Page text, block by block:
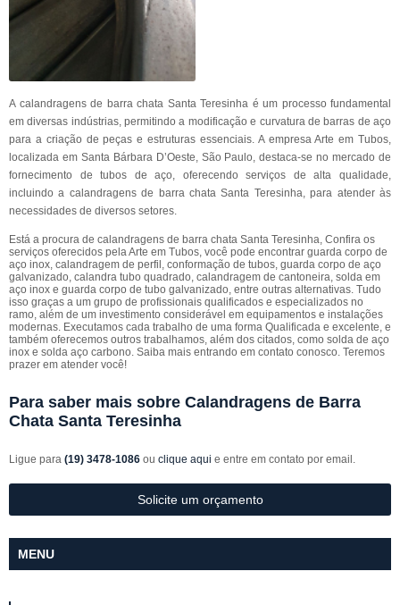
A calandragens de barra chata Santa Teresinha é um processo fundamental
em diversas indústrias, permitindo a modificação e curvatura de barras de aço
para a criação de peças e estruturas essenciais. A empresa Arte em Tubos,
localizada em Santa Bárbara D’Oeste, São Paulo, destaca-se no mercado de
fornecimento de tubos de aço, oferecendo serviços de alta qualidade,
incluindo a calandragens de barra chata Santa Teresinha, para atender às
necessidades de diversos setores.
Está a procura de calandragens de barra chata Santa Teresinha, Confira os
serviços oferecidos pela Arte em Tubos, você pode encontrar guarda corpo de
aço inox, calandragem de perfil, conformação de tubos, guarda corpo de aço
galvanizado, calandra tubo quadrado, calandragem de cantoneira, solda em
aço inox e guarda corpo de tubo galvanizado, entre outras alternativas. Tudo
isso graças a um grupo de profissionais qualificados e especializados no
ramo, além de um investimento considerável em equipamentos e instalações
modernas. Executamos cada trabalho de uma forma Qualificada e excelente, e
também oferecemos outros trabalhamos, além dos citados, como solda de aço
inox e solda aço carbono. Saiba mais entrando em contato conosco. Teremos
prazer em atender você!
Para saber mais sobre Calandragens de Barra
Chata Santa Teresinha
Ligue para (19) 3478-1086 ou clique aqui e entre em contato por email.
Solicite um orçamento
MENU